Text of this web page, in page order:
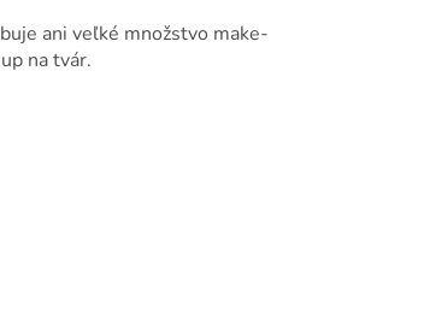
ani veľké množstvo make-
na tvár.